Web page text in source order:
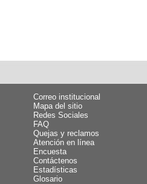
Correo institucional
Mapa del sitio
Redes Sociales
FAQ
Quejas y reclamos
Atención en línea
Encuesta
Contáctenos
Estadísticas
Glosario